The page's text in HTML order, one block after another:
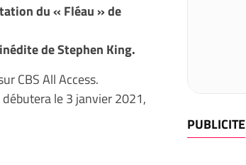
du « Fléau » de
de Stephen King.
CBS All Access.
le 3 janvier 2021,
PUBLICITE